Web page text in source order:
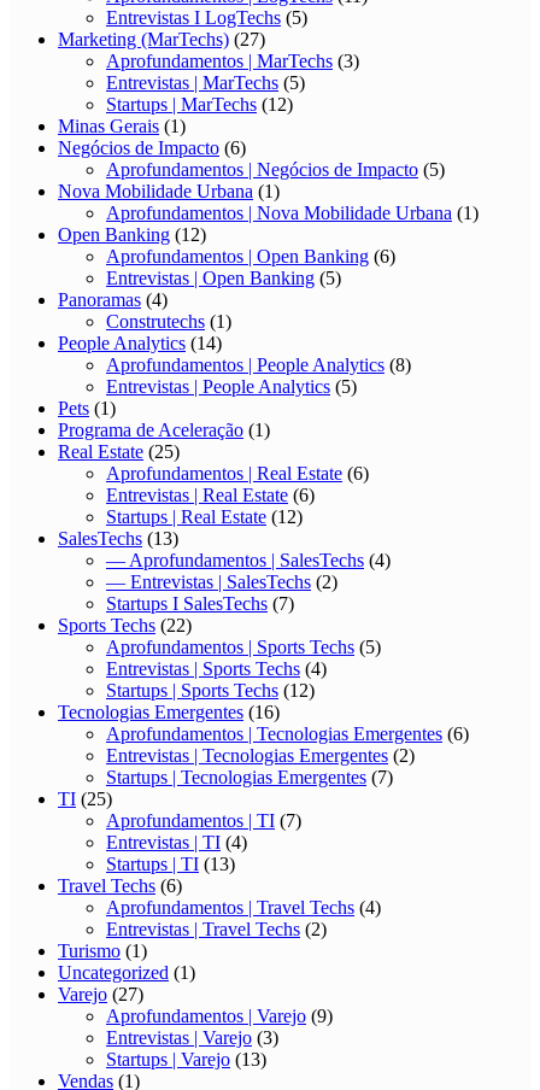
Entrevistas I LogTechs (5)
Marketing (MarTechs) (27)
Aprofundamentos | MarTechs (3)
Entrevistas | MarTechs (5)
Startups | MarTechs (12)
Minas Gerais (1)
Negócios de Impacto (6)
Aprofundamentos | Negócios de Impacto (5)
Nova Mobilidade Urbana (1)
Aprofundamentos | Nova Mobilidade Urbana (1)
Open Banking (12)
Aprofundamentos | Open Banking (6)
Entrevistas | Open Banking (5)
Panoramas (4)
Construtechs (1)
People Analytics (14)
Aprofundamentos | People Analytics (8)
Entrevistas | People Analytics (5)
Pets (1)
Programa de Aceleração (1)
Real Estate (25)
Aprofundamentos | Real Estate (6)
Entrevistas | Real Estate (6)
Startups | Real Estate (12)
SalesTechs (13)
— Aprofundamentos | SalesTechs (4)
— Entrevistas | SalesTechs (2)
Startups I SalesTechs (7)
Sports Techs (22)
Aprofundamentos | Sports Techs (5)
Entrevistas | Sports Techs (4)
Startups | Sports Techs (12)
Tecnologias Emergentes (16)
Aprofundamentos | Tecnologias Emergentes (6)
Entrevistas | Tecnologias Emergentes (2)
Startups | Tecnologias Emergentes (7)
TI (25)
Aprofundamentos | TI (7)
Entrevistas | TI (4)
Startups | TI (13)
Travel Techs (6)
Aprofundamentos | Travel Techs (4)
Entrevistas | Travel Techs (2)
Turismo (1)
Uncategorized (1)
Varejo (27)
Aprofundamentos | Varejo (9)
Entrevistas | Varejo (3)
Startups | Varejo (13)
Vendas (1)